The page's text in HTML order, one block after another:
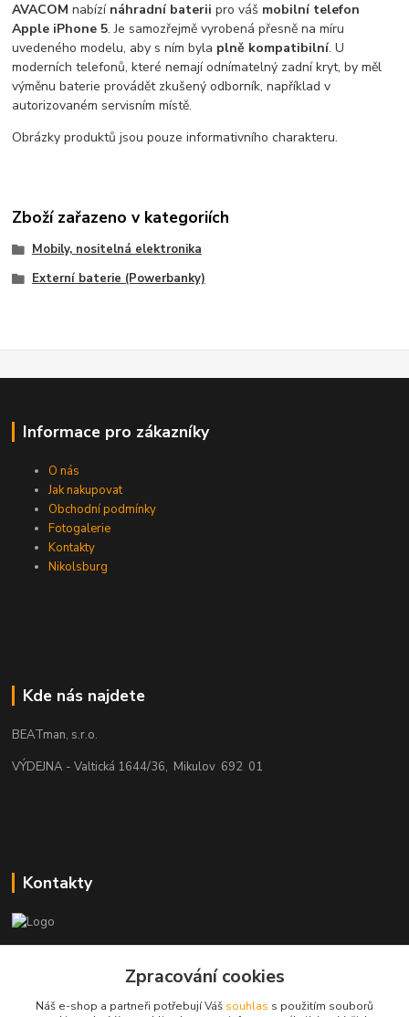
AVACOM nabízí náhradní baterii pro váš mobilní telefon
Apple iPhone 5. Je samozřejmě vyrobená přesně na míru
uvedeného modelu, aby s ním byla plně kompatibilní. U
moderních telefonů, které nemají odnímatelný zadní kryt, by měl
výměnu baterie provádět zkušený odborník, například v
autorizovaném servisním místě.
Obrázky produktů jsou pouze informativního charakteru.
Zboží zařazeno v kategoriích
Mobily, nositelná elektronika
Externí baterie (Powerbanky)
Informace pro zákazníky
O nás
Jak nakupovat
Obchodní podmínky
Fotogalerie
Kontakty
Nikolsburg
Kde nás najdete
BEATman, s.r.o.
VÝDEJNA - Valtická 1644/36, Mikulov 692 01
Kontakty
Zpracování cookies
Náš e-shop a partneři potřebují Váš souhlas s použitím souborů